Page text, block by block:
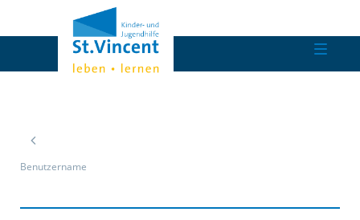
Benutzername